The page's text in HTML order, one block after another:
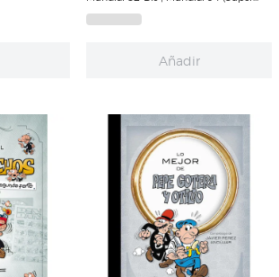
Humor Mortadelo 9): Undial 8 (Tapa
dura)
Añadir